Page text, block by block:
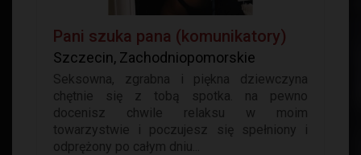
Pani szuka pana (komunikatory)
Szczecin, Zachodniopomorskie
Seksowna, zgrabna i piękna dziewczyna
chętnie się z tobą spotka. na pewno
docenisz chwile relaksu w moim
towarzystwie i poczujesz się spełniony i
odprężony po całym dniu...